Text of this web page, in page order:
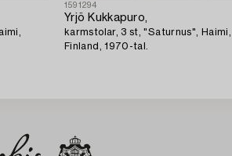
1591294
Yrjö Kukkapuro,
karmstolar, 3 st, "Saturnus", Haimi,
Finland, 1970-tal.